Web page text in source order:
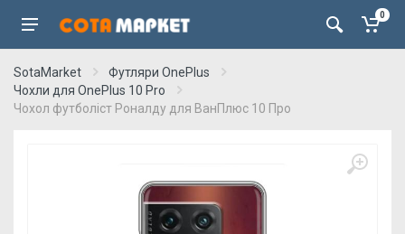
0
SotaMarket
Футляри OnePlus
Чохли для OnePlus 10 Pro
Чохол футболіст Роналду для ВанПлюс 10 Про